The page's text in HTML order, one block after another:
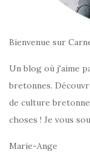
Bienvenue sur
Un blog où j'aime
bretonnes.
de culture
choses ! Je vous
Marie-Ange